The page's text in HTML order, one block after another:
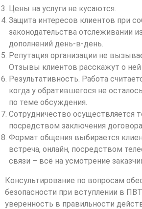
Цены на услуги не кусаются.
Защита интересов клиентов при
законодательства отслеживании
дополнений день-в-день.
Репутация организации не
Отзывы клиентов расскажут о ней
Результативность. Работа
когда у обратившегося не
по теме обсуждения.
Сотрудничество осуществляется
посредством заключения
Формат общения выбирается
встреча, онлайн, посредством
связи – всё на усмотрение
Консультирование по вопросам
безопасности при вступлении в
уверенность в правильности